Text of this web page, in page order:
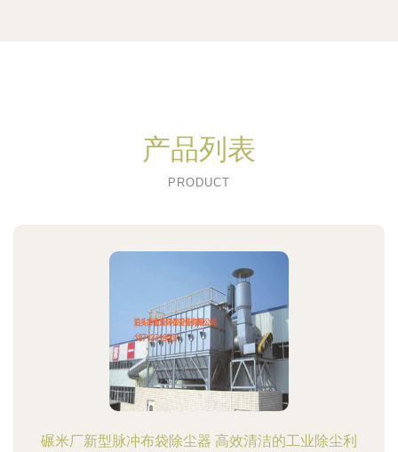
产品列表
PRODUCT
碾米厂新型脉冲布袋除尘器 高效清洁的工业除尘利